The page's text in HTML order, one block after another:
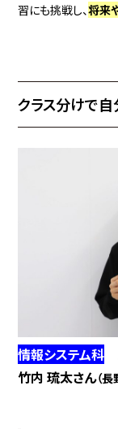
習にも挑戦し、将来
クラス分けで
情報システム科
竹内 琉太さん（